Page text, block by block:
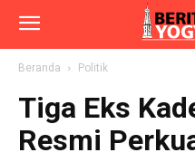
Beranda Politik
Tiga Eks
Resmi